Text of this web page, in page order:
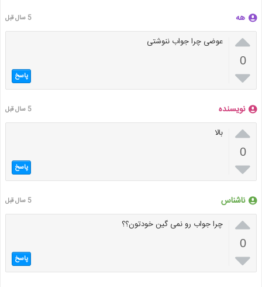
هه 5 سال قبل

0

عوضی چرا جواب ننوشتی
پاسخ
نویسنده 5 سال قبل

0

بالا
پاسخ
ناشناس 5 سال قبل

0

چرا جواب رو نمی گین خودتون؟؟
پاسخ